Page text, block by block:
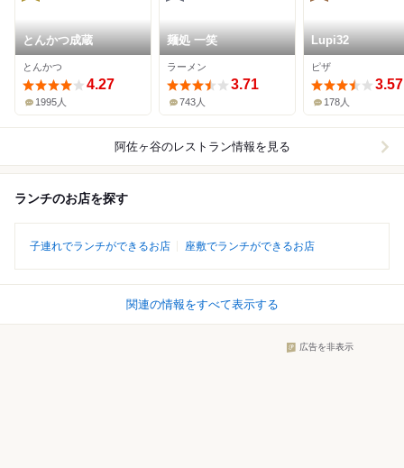
とんかつ成蔵
とんかつ
4.27
1995人
麺処 一笑
ラーメン
3.71
743人
Lupi32
ピザ
3.57
178人
阿佐ヶ谷のレストラン情報を見る
ランチのお店を探す
子連れでランチができるお店 座敷でランチができるお店
関連の情報をすべて表示する
広告を非表示